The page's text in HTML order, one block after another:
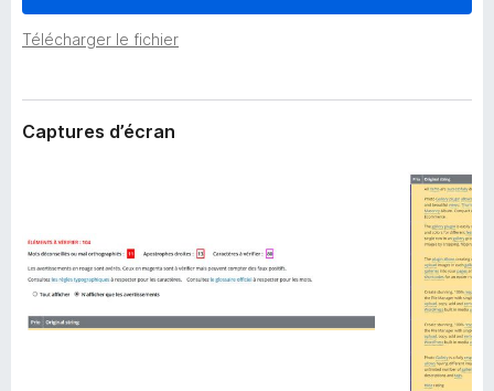
e
o
Télécharger le fichier
’
e
n
Captures d’écran